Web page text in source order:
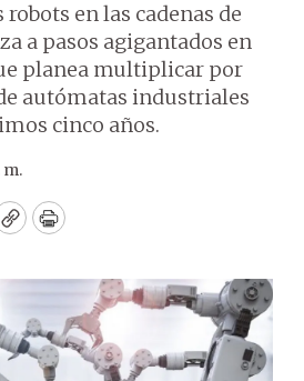
en las cadenas de
a pasos agigantados en
planea multiplicar por
autómatas industriales
cinco años.
m.
CopyPrint